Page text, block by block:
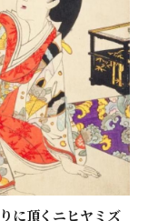
に頂くニヒヤミズ